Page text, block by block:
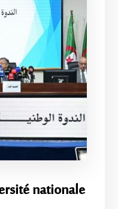
nationale